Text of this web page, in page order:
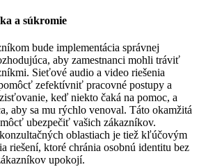
a súkromie
bude implementácia správnej
aby zamestnanci mohli tráviť
Sieťové audio a video riešenia
zefektívniť pracovné postupy a
keď niekto čaká na pomoc, a
aby sa mu rýchlo venoval. Táto okamžitá
ubezpečiť vašich zákazníkov.
oblastiach je tiež kľúčovým
riešení, ktoré chránia osobnú identitu bez
upokojí.